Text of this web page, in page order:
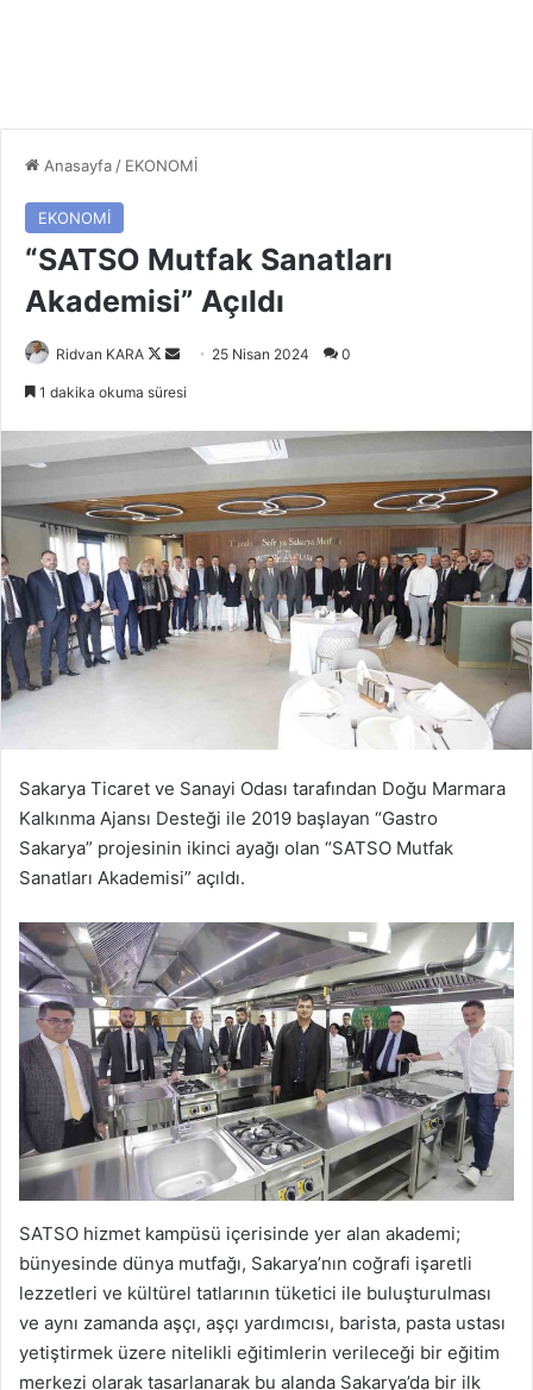
Anasayfa / EKONOMİ
EKONOMİ
“SATSO Mutfak Sanatları
Akademisi” Açıldı
Ridvan KARA
Follow
Bir
göndermek
25 Nisan 2024 0
1 dakika okuma süresi
Sakarya Ticaret ve Sanayi Odası tarafından Doğu Marmara
Kalkınma Ajansı Desteği ile 2019 başlayan “Gastro
Sakarya” projesinin ikinci ayağı olan “SATSO Mutfak
Sanatları Akademisi” açıldı.
SATSO hizmet kampüsü içerisinde yer alan akademi;
bünyesinde dünya mutfağı, Sakarya’nın coğrafi işaretli
lezzetleri ve kültürel tatlarının tüketici ile buluşturulması
ve aynı zamanda aşçı, aşçı yardımcısı, barista, pasta ustası
yetiştirmek üzere nitelikli eğitimlerin verileceği bir eğitim
merkezi olarak tasarlanarak bu alanda Sakarya’da bir ilk